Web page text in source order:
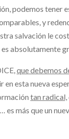
podemos tener
y
salvación le
absolutamente
que debemos
esta nueva
tan radical,
es más que un